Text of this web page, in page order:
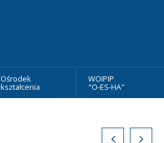
Ośrodek
kształcenia
WOIPIP
"O-ES-HA"